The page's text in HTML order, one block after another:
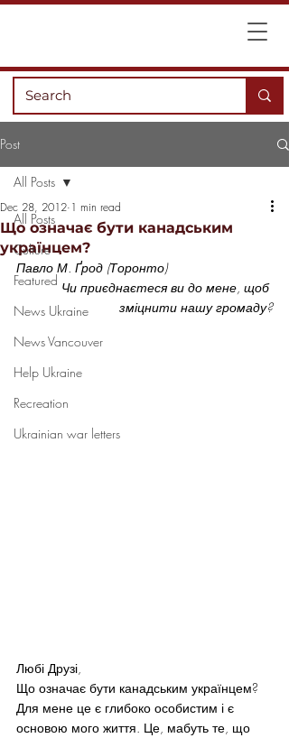
Post
All Posts
Culture
Featured
News Ukraine
News Vancouver
Help Ukraine
Recreation
Ukrainian war letters
All Posts
Що означає бути канадським
українцем?
Dec 28, 2012 1 min read
Павло М. Ґрод (Торонто)
Чи приєднаєтеся ви до мене, щоб
зміцнити нашу громаду?
Любі Друзі,
Що означає бути канадським українцем?
Для мене це є глибоко особистим і є
основою мого життя. Це, мабуть те, що